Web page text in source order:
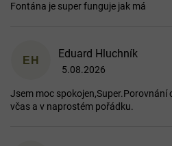
Fontána je super funguje jak má
EH
Eduard Hluchník
Hodnocení obchodu je 5 z
5.08.2026
Jsem moc spokojen,Super.Porovnání
včas a v naprostém pořádku.